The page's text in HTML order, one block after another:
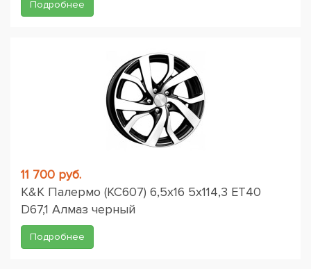
Подробнее
11 700 руб.
K&K Палермо (КС607) 6,5x16 5x114,3 ET40
D67,1 Алмаз черный
Подробнее